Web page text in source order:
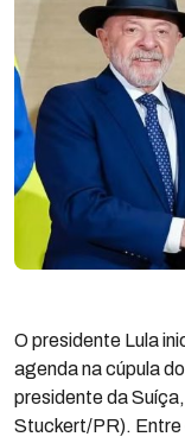
O presidente Lula
agenda na cúpula
presidente da
Stuckert/PR).